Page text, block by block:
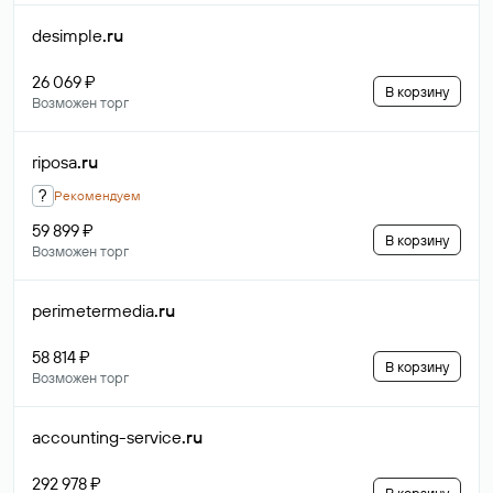
desimple.ru
26 069 ₽
Возможен торг
В корзину
riposa.ru
? Рекомендуем
59 899 ₽
Возможен торг
В корзину
perimetermedia.ru
58 814 ₽
Возможен торг
В корзину
accounting-service.ru
292 978 ₽